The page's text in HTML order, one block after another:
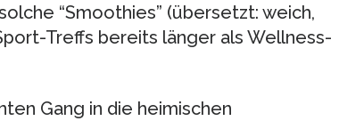
“Smoothies” (übersetzt: weich,
Treffs bereits länger als Wellness-
Gang in die heimischen